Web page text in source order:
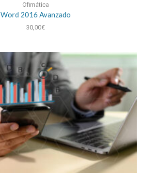
Ofimática
Word 2016 Avanzado
30,00€